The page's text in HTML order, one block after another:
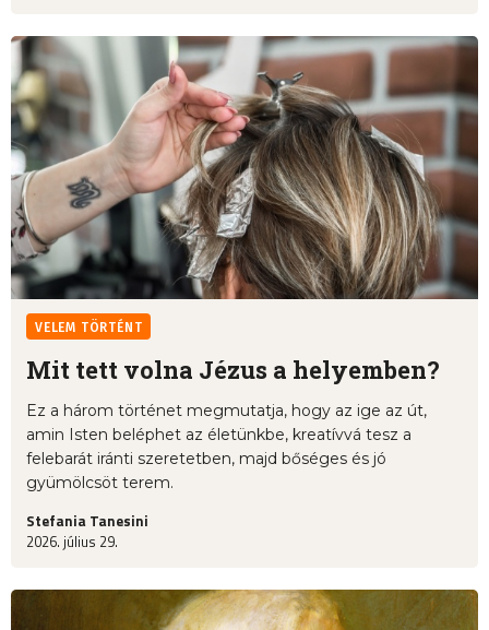
VELEM TÖRTÉNT
Mit tett volna Jézus a helyemben?
Ez a három történet megmutatja, hogy az ige az út,
amin Isten beléphet az életünkbe, kreatívvá tesz a
felebarát iránti szeretetben, majd bőséges és jó
gyümölcsöt terem.
Stefania Tanesini
2026. július 29.